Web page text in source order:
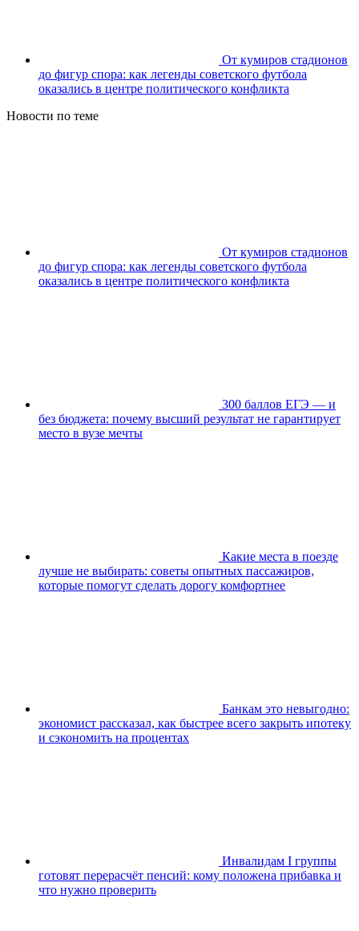
От кумиров стадионов
до фигур спора: как легенды советского футбола
оказались в центре политического конфликта
Новости по теме
От кумиров стадионов
до фигур спора: как легенды советского футбола
оказались в центре политического конфликта
300 баллов ЕГЭ — и
без бюджета: почему высший результат не гарантирует
место в вузе мечты
Какие места в поезде
лучше не выбирать: советы опытных пассажиров,
которые помогут сделать дорогу комфортнее
Банкам это невыгодно:
экономист рассказал, как быстрее всего закрыть ипотеку
и сэкономить на процентах
Инвалидам I группы
готовят перерасчёт пенсий: кому положена прибавка и
что нужно проверить